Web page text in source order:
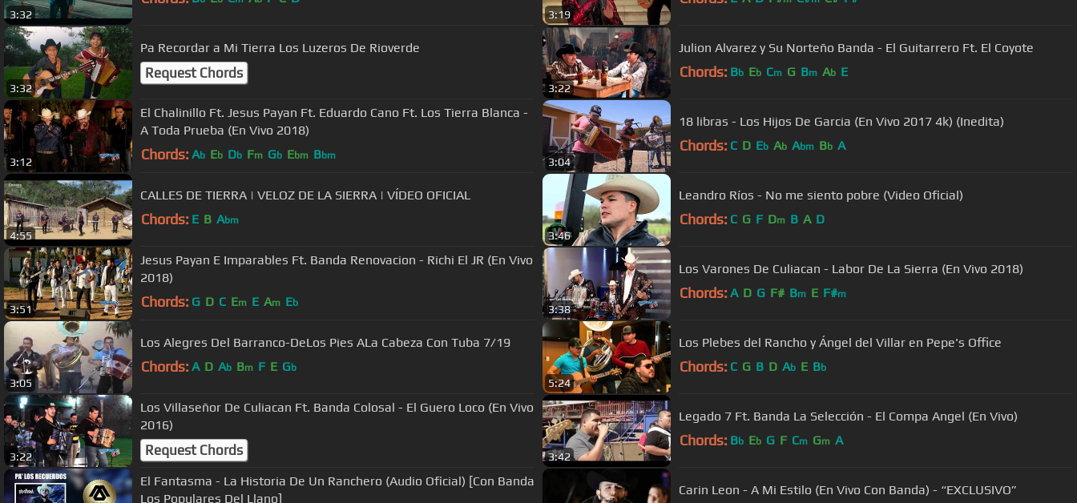
3:32 3:19
3:32
Pa Recordar a Mi Tierra Los Luzeros De Rioverde
Request Chords
3:22
Julion Alvarez y Su Norteño Banda - El Guitarrero Ft. El Coyote
Chords: Bb Eb Cm G Bm Ab E
3:12
El Chalinillo Ft. Jesus Payan Ft. Eduardo Cano Ft. Los Tierra Blanca -
A Toda Prueba (En Vivo 2018)
Chords: Ab Eb Db Fm Gb Ebm Bbm
3:04
18 libras - Los Hijos De Garcia (En Vivo 2017 4k) (Inedita)
Chords: C D Eb Ab Abm Bb A
4:55
CALLES DE TIERRA | VELOZ DE LA SIERRA | VÍDEO OFICIAL
Chords: E B Abm
3:46
Leandro Ríos - No me siento pobre (Video Oficial)
Chords: C G F Dm B A D
3:51
Jesus Payan E Imparables Ft. Banda Renovacion - Richi El JR (En Vivo
2018)
Chords: G D C Em E Am Eb
3:38
Los Varones De Culiacan - Labor De La Sierra (En Vivo 2018)
Chords: A D G F# Bm E F#m
3:05
Los Alegres Del Barranco-DeLos Pies ALa Cabeza Con Tuba 7/19
Chords: A D Ab Bm F E Gb
5:24
Los Plebes del Rancho y Ángel del Villar en Pepe's Office
Chords: C G B D Ab E Bb
3:22
Los Villaseñor De Culiacan Ft. Banda Colosal - El Guero Loco (En Vivo
2016)
Request Chords 3:42
Legado 7 Ft. Banda La Selección - El Compa Angel (En Vivo)
Chords: Bb Eb G F Cm Gm A
El Fantasma - La Historia De Un Ranchero (Audio Oficial) [Con Banda
Los Populares Del Llano]
Carin Leon - A Mi Estilo (En Vivo Con Banda) - “EXCLUSIVO”